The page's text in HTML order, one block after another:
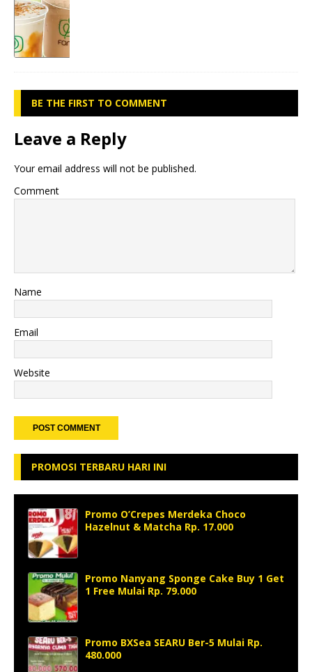
BE THE FIRST TO COMMENT
Leave a Reply
Your email address will not be published.
Comment
Name
Email
Website
PROMOSI TERBARU HARI INI
Promo O’Crepes Merdeka Choco
Hazelnut & Matcha Rp. 17.000
Promo Nanyang Sponge Cake Buy 1 Get
1 Free Mulai Rp. 79.000
Promo BXSea SEARU Ber-5 Mulai Rp.
480.000